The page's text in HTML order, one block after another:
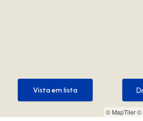
© MapTiler©
Vista em lista
Vista em lista